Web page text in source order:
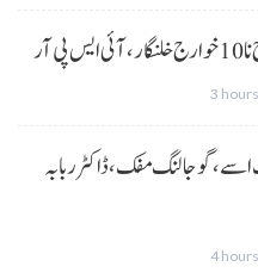
3
اسے، گوجالنگ مفک،ڈاکٹر ربابہ
4